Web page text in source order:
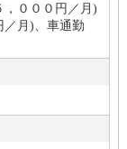
０００円／月)
／月) 、車通勤